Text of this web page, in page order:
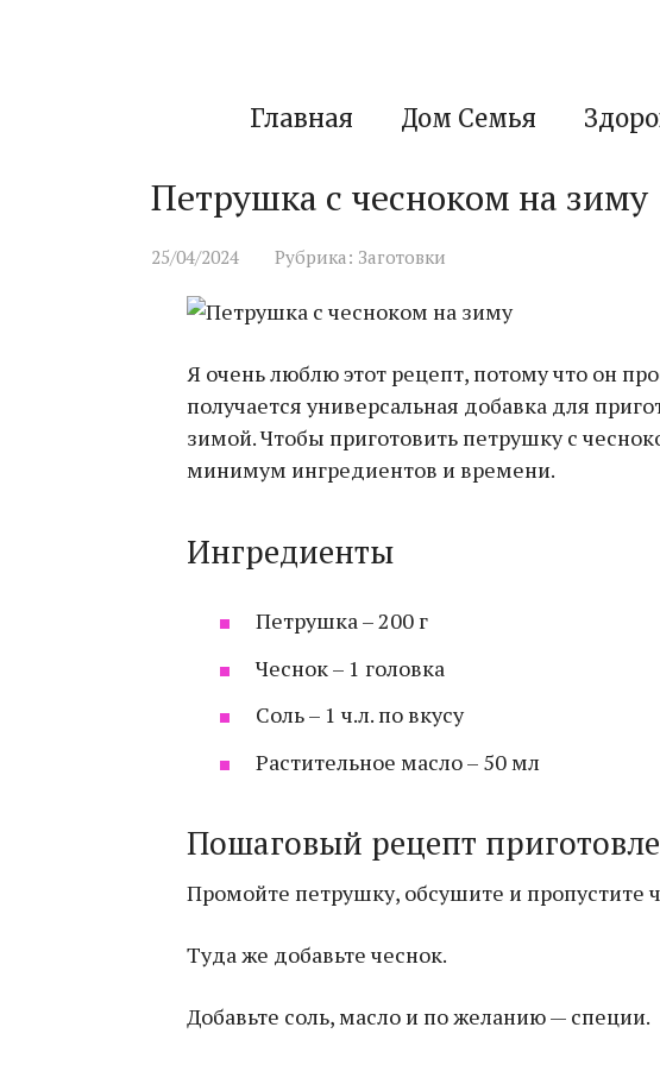
Главная Дом Семья
Петрушка с чесноком на зиму
25/04/2024 Рубрика: Заготовки
Я очень люблю этот рецепт, потому что он
получается универсальная добавка для
зимой. Чтобы приготовить петрушку с
минимум ингредиентов и времени.
Ингредиенты
Петрушка – 200 г
Чеснок – 1 головка
Соль – 1 ч.л. по вкусу
Растительное масло – 50 мл
Пошаговый рецепт
Промойте петрушку, обсушите и пропустите
Туда же добавьте чеснок.
Добавьте соль, масло и по желанию — специи.